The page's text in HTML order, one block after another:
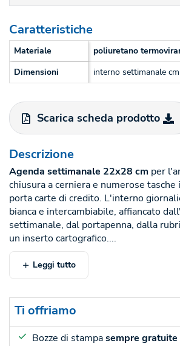
Caratteristiche
Materiale
poliuretano
Dimensioni
interno settimanale
Scarica scheda prodotto
Descrizione
Agenda settimanale 22x28 cm per
chiusura a cerniera e numerose
porta carte di credito. L'interno
bianca e intercambiabile, affiancato
settimanale, dal portapenna, dalla
un inserto cartografico....
Leggi tutto
Ti offriamo
Bozze di stampasempre gratuite